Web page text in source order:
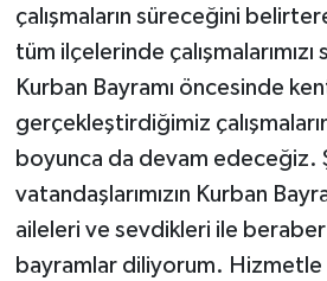
çalışmaların süreceğini
tüm ilçelerinde
Kurban Bayramı öncesinde
gerçekleştirdiğimiz
boyunca da devam edeceğiz.
vatandaşlarımızın Kurban
aileleri ve sevdikleri ile
bayramlar diliyorum. Hizmetle